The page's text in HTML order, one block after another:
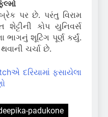
બ્રેક પર છે. પરંતુ વિરામ
કોપ યુનિવર્સ
ભાગનું શૂટિંગ પૂર્ણ કર્યું.
ચર્ચા છે.
દરિયામાં ફસાયેલા
padukone